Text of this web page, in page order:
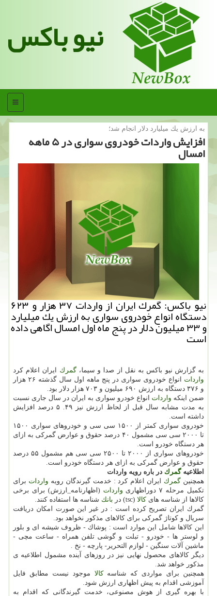
نیو باکس
منو
به ارزش یك میلیارد دلار انجام شد؛
افزایش واردات خودروی سواری در ۵ ماهه
امسال
نیو باكس: گمرك ایران از واردات ۳۷ هزار و ۶۲۳
دستگاه انواع خودروی سواری به ارزش یك میلیارد
و ۳۳ میلیون دلار در پنج ماه اول امسال اگاهی داده
است
به گزارش نیو باكس به نقل از صدا و سیما،گمرك ایران اعلام كرد
واردات
انواع خودروی سواری در پنج ماهه اول سال گذشته ۲۶ هزار
و ۳۷۶ دستگاه به ارزش ۶۹۰ میلیون و ۷۰۳ هزار دلار بود.
ضمن اینكه واردات انواع خودرو سواری به ایران در سال جاری نسبت
به مدت مشابه سال قبل از لحاظ ارزش نیز ۴۹. ۵ درصد افزایش
داشته است.
خودروی سواری كمتر از ۱۵۰۰ سی سی و خودروهای سواری ۱۵۰۰
تا ۲۰۰۰ سی سی مشمول ۴۰ درصد حقوق و عوارض گمركی به ازای
هر دستگاه خودرو است.
خودروهای سواری از ۲۰۰۰ تا ۲۵۰۰ سی سی هم مشمول ۵۵ درصد
حقوق و عوارض گمركی به ازای هر دستگاه خودرو است.
اطلاعیهگمرك در باره رویه واردات
همچنین گمرك ایران اعلام كرد : خدمت گیرندگان رویه واردات برای
تكمیل مرحله ۷ دوراظهاری
واردات (اظهارنامه_ارزش) برای برخی
كالاها از شناسه های كالا (tsc) در بانك شناسه ها استفاده كنند.
گمرك ایران تصریح كرده است : در غیر این صورت امكان دریافت
سریال و كوتاژ گمركی برای كالاهای مذكور نخواهد بود.
این كالاها شامل این موارد است : پوشاك - ظروف شیشه ای و بلور
و لوستر ها - خودرو - تبلت و گوشی تلفن همراه - ساعت مچی -
ماشین آلات سنگین - لوازم التحریر- پارچه - نخ .
دیگر كالاهای محصول نهایی نیز در روزهای آینده مشمول اطلاعیه ی
مذكور خواهد شد.
همچنین برای مواردی كه شناسهكالا موجود نیست مطابق فایل
آموزشی اقدام به پیش اظهاری ارزش شود.
با بهره گیری از هوش مصنوعی، خدمت گیرندگانی كه اقدام به